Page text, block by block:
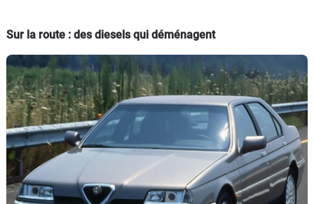
Sur la route : des diesels qui déménagent